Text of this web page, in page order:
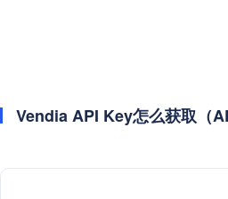
Vendia API Key怎么获取（